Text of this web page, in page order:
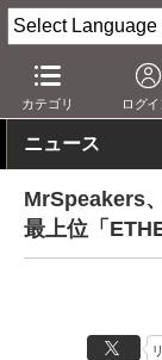
カテゴリ ログイ
AV Watch イベン
ニュース
MrSpeakers
最上位「